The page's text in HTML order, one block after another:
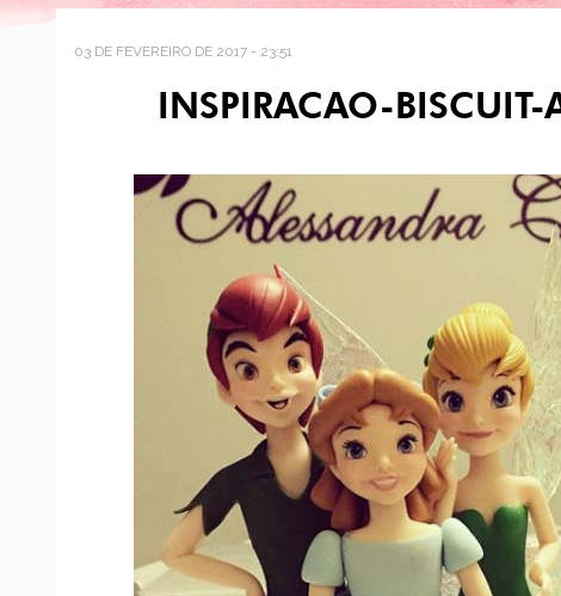
03 DE FEVEREIRO DE 2017 - 23:51
INSPIRACAO-BISCUIT-